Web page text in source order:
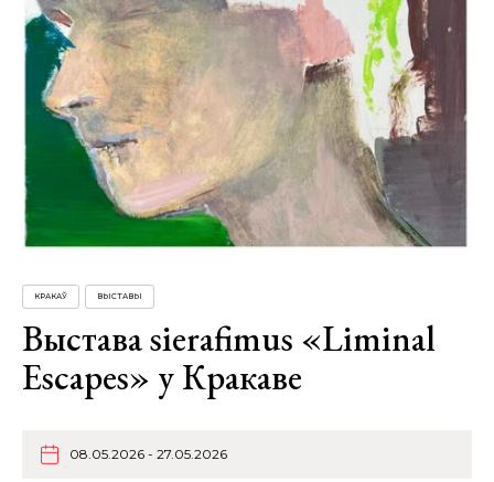
КРАКАЎ ВЫСТАВЫ
Выстава sierafimus «Liminal
Escapes» у Кракаве
08.05.2026 - 27.05.2026